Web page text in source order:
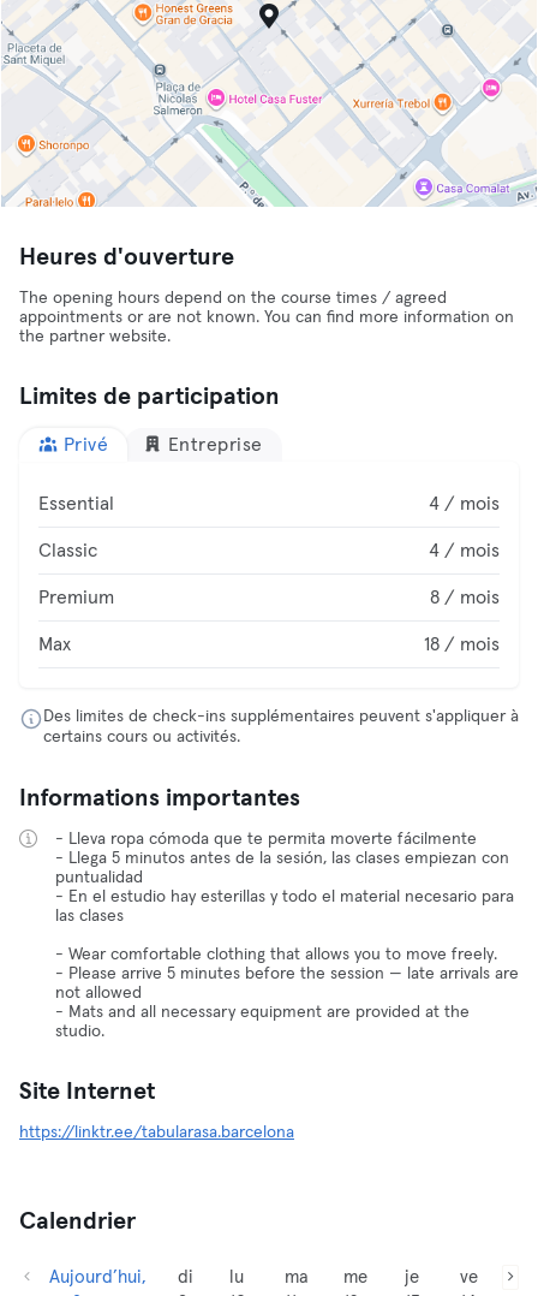
Heures d'ouverture
The opening hours depend on the course times / agreed
appointments or are not known. You can find more information on
the partner website.
Limites de participation
Privé Entreprise
Essential 4 / mois
Classic 4 / mois
Premium 8 / mois
Max 18 / mois
Des limites de check-ins supplémentaires peuvent s'appliquer à
certains cours ou activités.
Informations importantes
- Lleva ropa cómoda que te permita moverte fácilmente
- Llega 5 minutos antes de la sesión, las clases empiezan con
puntualidad
- En el estudio hay esterillas y todo el material necesario para
las clases
- Wear comfortable clothing that allows you to move freely.
- Please arrive 5 minutes before the session — late arrivals are
not allowed
- Mats and all necessary equipment are provided at the
studio.
Site Internet
https://linktr.ee/tabularasa.barcelona
Calendrier
Aujourd’hui,
di
lu
ma
me
je
ve